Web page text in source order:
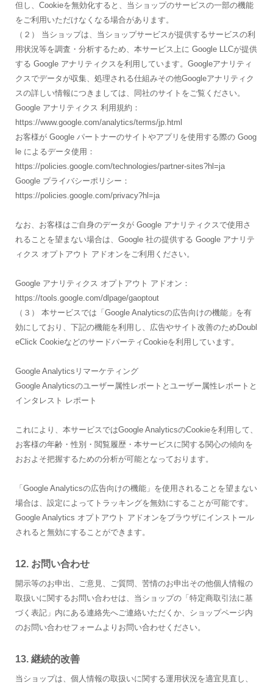
但し、Cookieを無効化すると、当ショップのサービスの一部の機能
をご利用いただけなくなる場合があります。
（２） 当ショップは、当ショップサービスが提供するサービスの利
用状況等を調査・分析するため、本サービス上に Google LLCが提供
する Google アナリティクスを利用しています。Googleアナリティ
クスでデータが収集、処理される仕組みその他Googleアナリティク
スの詳しい情報につきましては、同社のサイトをご覧ください。
Google アナリティクス 利用規約：
https://www.google.com/analytics/terms/jp.html
お客様が Google パートナーのサイトやアプリを使用する際の Goog
le によるデータ使用：
https://policies.google.com/technologies/partner-sites?hl=ja
Google プライバシーポリシー：
https://policies.google.com/privacy?hl=ja
なお、お客様はご自身のデータが Google アナリティクスで使用さ
れることを望まない場合は、Google 社の提供する Google アナリテ
ィクス オプトアウト アドオンをご利用ください。
Google アナリティクス オプトアウト アドオン：
https://tools.google.com/dlpage/gaoptout
（３） 本サービスでは「Google Analyticsの広告向けの機能」を有
効にしており、下記の機能を利用し、広告やサイト改善のためDoubl
eClick CookieなどのサードパーティCookieを利用しています。
Google Analyticsリマーケティング
Google Analyticsのユーザー属性レポートとユーザー属性レポートと
インタレスト レポート
これにより、本サービスではGoogle AnalyticsのCookieを利用して、
お客様の年齢・性別・閲覧履歴・本サービスに関する関心の傾向を
おおよそ把握するための分析が可能となっております。
「Google Analyticsの広告向けの機能」を使用されることを望まない
場合は、設定によってトラッキングを無効にすることが可能です。
Google Analytics オプトアウト アドオンをブラウザにインストール
されると無効にすることができます。
12. お問い合わせ
開示等のお申出、ご意見、ご質問、苦情のお申出その他個人情報の
取扱いに関するお問い合わせは、当ショップの「特定商取引法に基
づく表記」内にある連絡先へご連絡いただくか、ショップページ内
のお問い合わせフォームよりお問い合わせください。
13. 継続的改善
当ショップは、個人情報の取扱いに関する運用状況を適宜見直し、